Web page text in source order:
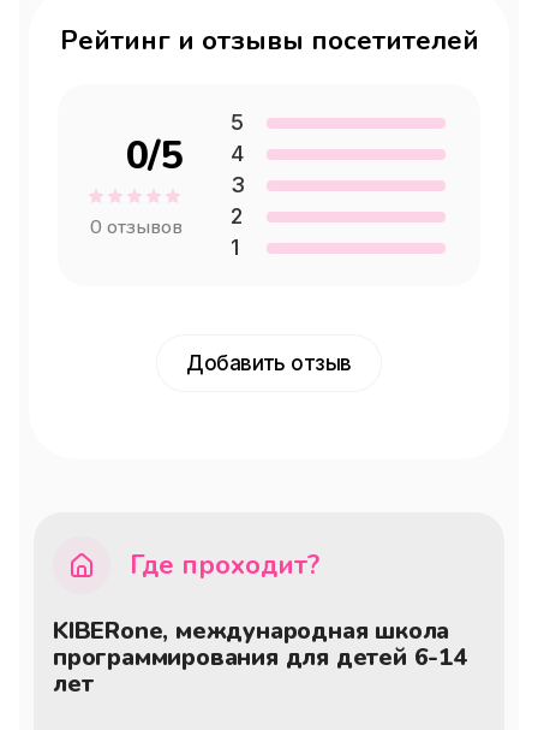
Воскресенье
Рейтинг и отзывы посетителей
0/5
0 отзывов
5
4
3
2
1
Добавить отзыв
Где проходит?
KIBERone, международная школа
программирования для детей 6-14
лет